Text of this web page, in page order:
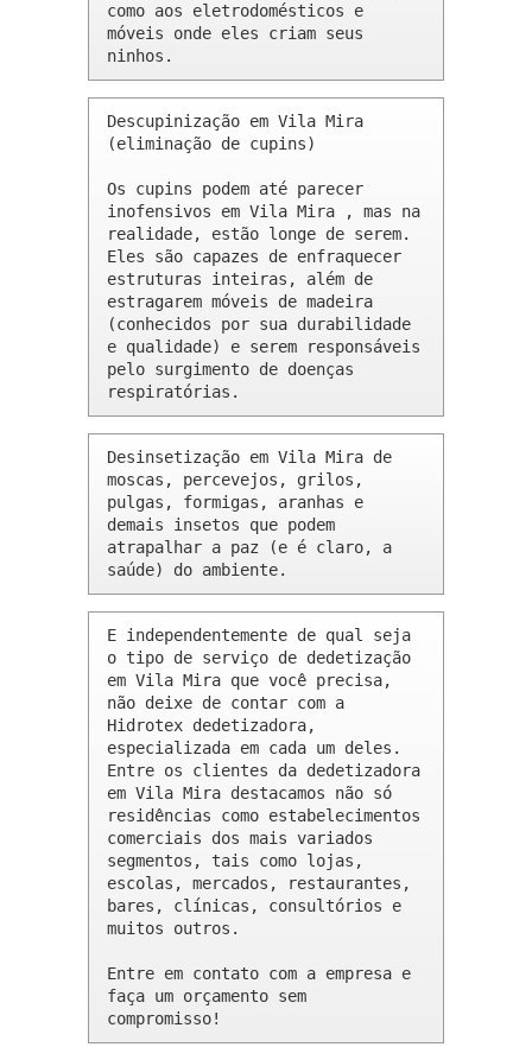
como aos eletrodomésticos e
móveis onde eles criam seus
ninhos.
Descupinização em Vila Mira
(eliminação de cupins)
Os cupins podem até parecer
inofensivos em Vila Mira , mas na
realidade, estão longe de serem.
Eles são capazes de enfraquecer
estruturas inteiras, além de
estragarem móveis de madeira
(conhecidos por sua durabilidade
e qualidade) e serem responsáveis
pelo surgimento de doenças
respiratórias.
Desinsetização em Vila Mira de
moscas, percevejos, grilos,
pulgas, formigas, aranhas e
demais insetos que podem
atrapalhar a paz (e é claro, a
saúde) do ambiente.
E independentemente de qual seja
o tipo de serviço de dedetização
em Vila Mira que você precisa,
não deixe de contar com a
Hidrotex dedetizadora,
especializada em cada um deles.
Entre os clientes da dedetizadora
em Vila Mira destacamos não só
residências como estabelecimentos
comerciais dos mais variados
segmentos, tais como lojas,
escolas, mercados, restaurantes,
bares, clínicas, consultórios e
muitos outros.
Entre em contato com a empresa e
faça um orçamento sem
compromisso!